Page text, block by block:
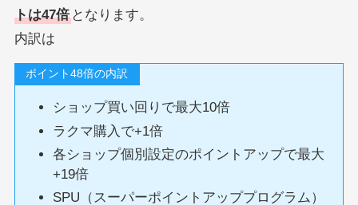
トは47倍となります。
内訳は
ポイント48倍の内訳
ショップ買い回りで最大10倍
ラクマ購入で+1倍
各ショップ個別設定のポイントアップで最大
+19倍
SPU（スーパーポイントアッププログラム）